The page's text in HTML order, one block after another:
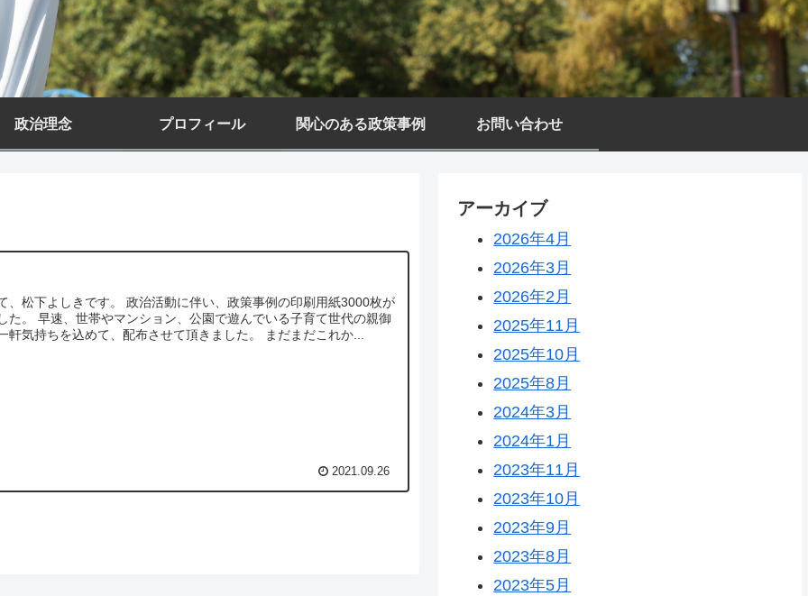
政治理念 プロフィール 関心のある政策事例 お問い合わせ
、松下よしきです。 政治活動に伴い、政策事例の印刷用紙3000枚が
た。 早速、世帯やマンション、公園で遊んでいる子育て世代の親御
軒気持ちを込めて、配布させて頂きました。 まだまだこれか...
2021.09.26
アーカイブ
2026年4月
2026年3月
2026年2月
2025年11月
2025年10月
2025年8月
2024年3月
2024年1月
2023年11月
2023年10月
2023年9月
2023年8月
2023年5月